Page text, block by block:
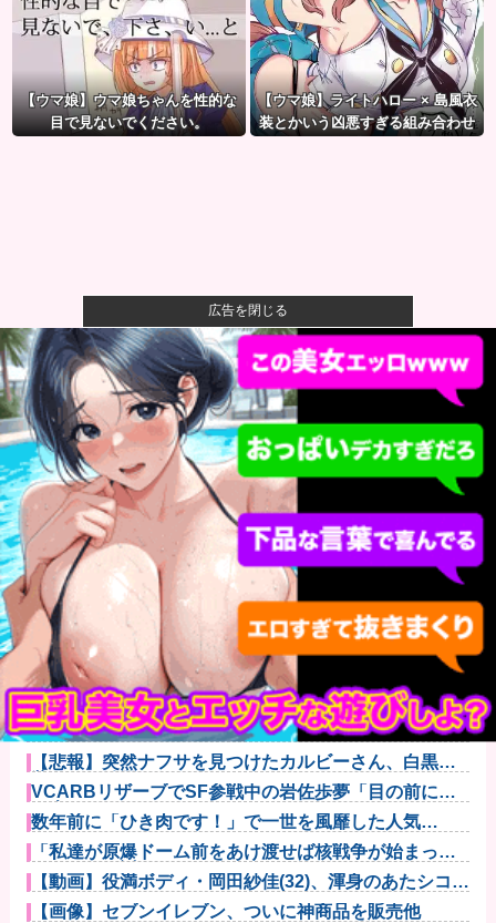
【ウマ娘】ウマ娘ちゃんを性的な
目で見ないでください。
【ウマ娘】ライトハロー × 島風衣
装とかいう凶悪すぎる組み合わせ
【画像】坂口杏里、逃走してウ●カスまで晒されるｗｗ
ｗｗｗ
SNSで知り合ったJK10人とS●Xしてハメ撮り770本撮
っ...
【警告】医師「米国では”ヘロインと同じくらいヤバい
薬”が日本...
ワイ、「着衣おっばい」でしか抜けない体質になって
しまうｗｗｗ...
【悲報】突然ナフサを見つけたカルビーさん、白黒包
装にした結果...
VCARBリザーブでSF参戦中の岩佐歩夢「目の前にあ
る大きな...
数年前に「ひき肉です！」で一世を風靡した人気
YouTuber...
「私達が原爆ドーム前をあけ渡せば核戦争が始まって
しまう」と訴...
【動画】役満ボディ・岡田紗佳(32)、渾身のあたシコダ
ンスw...
【画像】セブンイレブン、ついに神商品を販売他
広告を閉じる